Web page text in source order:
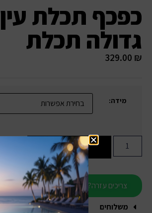
כפכף תכלת עין
גדולה תכלת
329.00 ₪
מידה:
הוספה לסל
צריכים עזרה?
משלוחים